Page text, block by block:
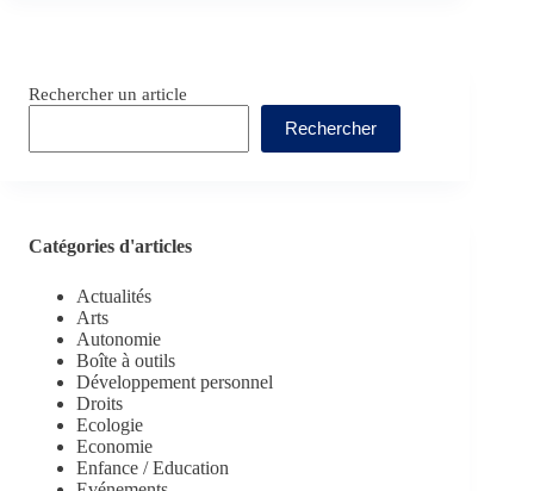
Rechercher un article
Rechercher
Catégories d'articles
Actualités
Arts
Autonomie
Boîte à outils
Développement personnel
Droits
Ecologie
Economie
Enfance / Education